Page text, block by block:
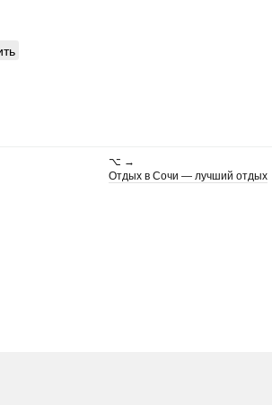
⌥ →
Отдых в Сочи — лучший отдых